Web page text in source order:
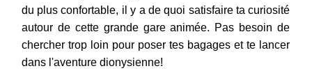
du plus confortable, il y a de quoi satisfaire ta curiosité
autour de cette grande gare animée. Pas besoin de
chercher trop loin pour poser tes bagages et te lancer
dans l'aventure dionysienne!